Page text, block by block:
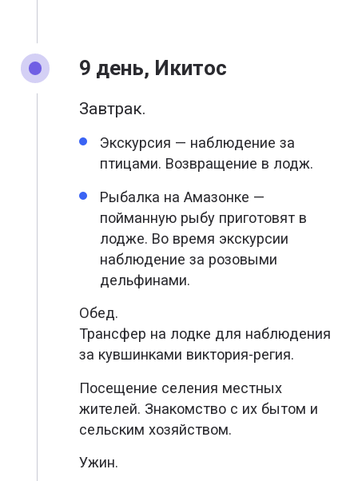
9 день, Икитос
Завтрак.
Экскурсия — наблюдение за
птицами. Возвращение в лодж.
Рыбалка на Амазонке —
пойманную рыбу приготовят в
лодже. Во время экскурсии
наблюдение за розовыми
дельфинами.
Обед.
Трансфер на лодке для наблюдения
за кувшинками виктория-регия.
Посещение селения местных
жителей. Знакомство с их бытом и
сельским хозяйством.
Ужин.